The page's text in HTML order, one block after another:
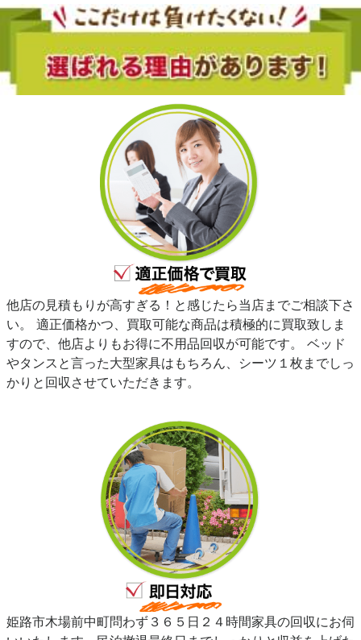
他店の見積もりが高すぎる！と感じたら当店までご相談下さ
い。 適正価格かつ、買取可能な商品は積極的に買取致しま
すので、他店よりもお得に不用品回収が可能です。 ベッド
やタンスと言った大型家具はもちろん、シーツ１枚までしっ
かりと回収させていただきます。
姫路市木場前中町問わず３６５日２４時間家具の回収にお伺